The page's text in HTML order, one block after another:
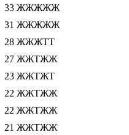
33 ЖЖЖЖЖ
31 ЖЖЖЖЖ
28 ЖЖЖТТ
27 ЖЖТЖЖ
23 ЖЖТЖТ
22 ЖЖТЖЖ
22 ЖЖТЖЖ
21 ЖЖТЖЖ